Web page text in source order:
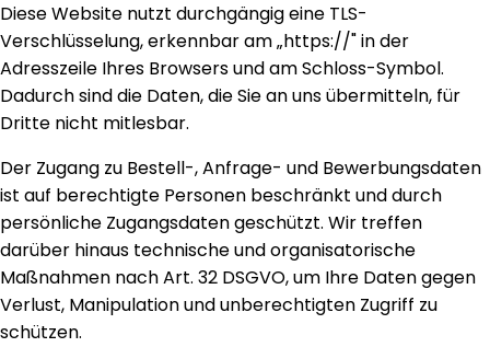
Diese Website nutzt durchgängig eine TLS-
Verschlüsselung, erkennbar am „https://" in der
Adresszeile Ihres Browsers und am Schloss-Symbol.
Dadurch sind die Daten, die Sie an uns übermitteln, für
Dritte nicht mitlesbar.
Der Zugang zu Bestell-, Anfrage- und Bewerbungsdaten
ist auf berechtigte Personen beschränkt und durch
persönliche Zugangsdaten geschützt. Wir treffen
darüber hinaus technische und organisatorische
Maßnahmen nach Art. 32 DSGVO, um Ihre Daten gegen
Verlust, Manipulation und unberechtigten Zugriff zu
schützen.